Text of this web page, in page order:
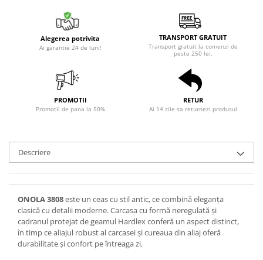
Alegerea potrivita
Ai garantie 24 de luni!
TRANSPORT GRATUIT
Transport gratuit la comenzi de
peste 250 lei.
PROMOTII
Promotii de pana la 50%
RETUR
Ai 14 zile sa returnezi produsul
Descriere
ONOLA 3808este un ceas cu stil antic, ce combină eleganța
clasică cu detalii moderne. Carcasa cu formă neregulată și
cadranul protejat de geamul Hardlex conferă un aspect distinct,
în timp ce aliajul robust al carcasei și cureaua din aliaj oferă
durabilitate și confort pe întreaga zi.